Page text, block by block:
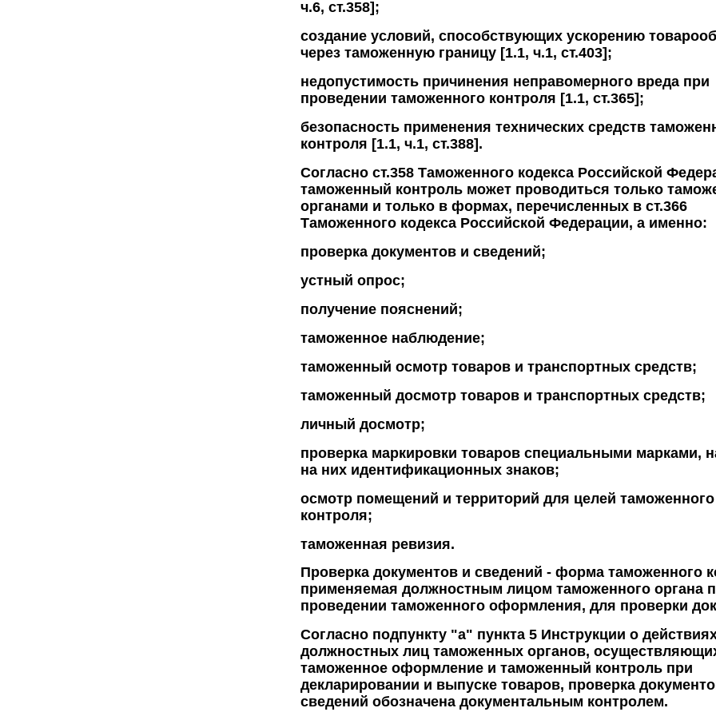
ч.6, ст.358];
создание условий, способствующих ускорению
через таможенную границу [1.1, ч.1, ст.403];
недопустимость причинения неправомерного вреда при
проведении таможенного контроля [1.1, ст.365];
безопасность применения технических средств
контроля [1.1, ч.1, ст.388].
Согласно ст.358 Таможенного кодекса Российской
таможенный контроль может проводиться только
органами и только в формах, перечисленных в ст.366
Таможенного кодекса Российской Федерации, а именно:
проверка документов и сведений;
устный опрос;
получение пояснений;
таможенное наблюдение;
таможенный осмотр товаров и транспортных средств;
таможенный досмотр товаров и транспортных средств;
личный досмотр;
проверка маркировки товаров специальными марками,
на них идентификационных знаков;
осмотр помещений и территорий для целей таможенного
контроля;
таможенная ревизия.
Проверка документов и сведений - форма таможенного
применяемая должностным лицом таможенного органа
проведении таможенного оформления, для проверки
Согласно подпункту "а" пункта 5 Инструкции о
должностных лиц таможенных органов,
таможенное оформление и таможенный контроль при
декларировании и выпуске товаров, проверка
сведений обозначена документальным контролем.